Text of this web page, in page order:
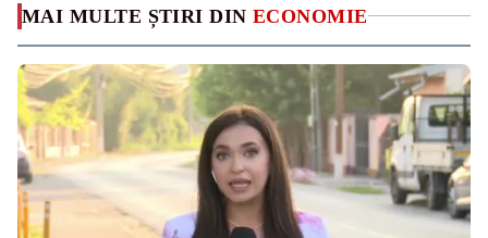
MAI MULTE ȘTIRI DIN ECONOMIE